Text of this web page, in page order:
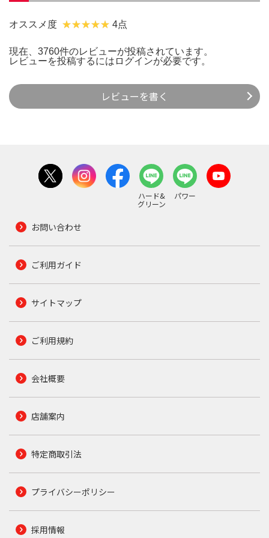
オススメ度 4点
現在、3760件のレビューが投稿されています。
レビューを投稿するには ログインが必要です。
レビューを書く
ハード&
グリーン
パワー
お問い合わせ
ご利用ガイド
サイトマップ
ご利用規約
会社概要
店舗案内
特定商取引法
プライバシーポリシー
採用情報